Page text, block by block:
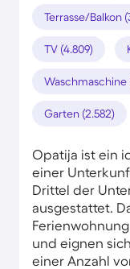
Terrasse/Balkon
TV (4.809)
Waschmaschine
Garten (2.582)
Opatija ist ein
einer
Drittel der
ausgestattet.
und eignen
einer Anzahl